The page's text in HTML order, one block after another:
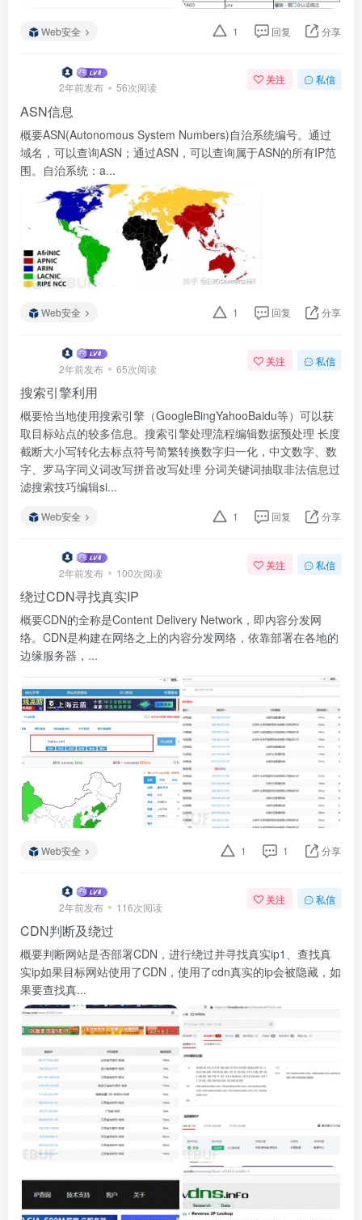
Web安全 1 回复 分享
2年前发布 56次阅读
关注 私信
ASN信息
概要ASN(Autonomous System Numbers)自治系统编号。通过
域名，可以查询ASN；通过ASN，可以查询属于ASN的所有IP范
围。自治系统：a...
Web安全 1 回复 分享
2年前发布 65次阅读
关注 私信
搜索引擎利用
概要恰当地使用搜索引擎（GoogleBingYahooBaidu等）可以获
取目标站点的较多信息。搜索引擎处理流程编辑数据预处理 长度
截断大小写转化去标点符号简繁转换数字归一化，中文数字、数
字、罗马字同义词改写拼音改写处理 分词关键词抽取非法信息过
滤搜索技巧编辑si...
Web安全 1 回复 分享
2年前发布 100次阅读
关注 私信
绕过CDN寻找真实IP
概要CDN的全称是Content Delivery Network，即内容分发网
络。CDN是构建在网络之上的内容分发网络，依靠部署在各地的
边缘服务器，...
Web安全 1 1 分享
2年前发布 116次阅读
关注 私信
CDN判断及绕过
概要判断网站是否部署CDN，进行绕过并寻找真实ip1、查找真
实ip如果目标网站使用了CDN，使用了cdn真实的ip会被隐藏，如
果要查找真...